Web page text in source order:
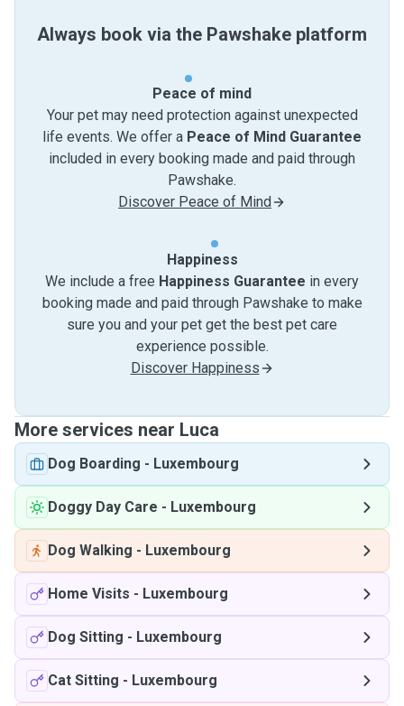
Always book via the Pawshake platform
Peace of mind
Your pet may need protection against unexpected
life events. We offer a Peace of Mind Guarantee
included in every booking made and paid through
Pawshake.
Discover Peace of Mind
Happiness
We include a free Happiness Guarantee in every
booking made and paid through Pawshake to make
sure you and your pet get the best pet care
experience possible.
Discover Happiness
More services near Luca
Dog Boarding - Luxembourg
Doggy Day Care - Luxembourg
Dog Walking - Luxembourg
Home Visits - Luxembourg
Dog Sitting - Luxembourg
Cat Sitting - Luxembourg